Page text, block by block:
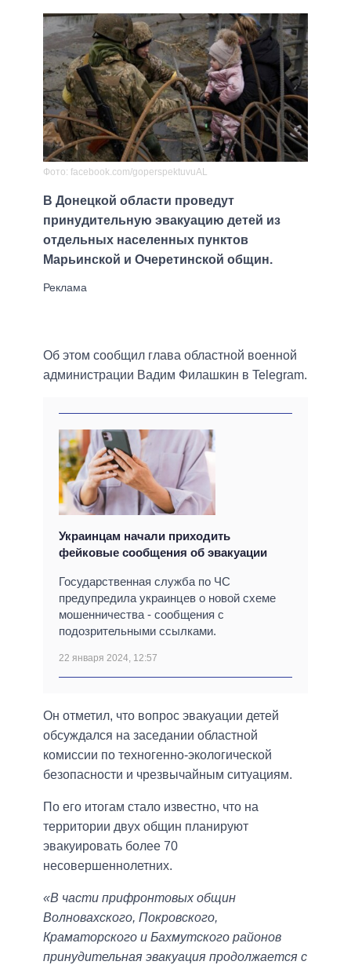
Фото: facebook.com/goperspektuvuAL
В Донецкой области проведут
принудительную эвакуацию детей из
отдельных населенных пунктов
Марьинской и Очеретинской общин.
Об этом сообщил глава областной военной
администрации Вадим Филашкин в Telegram.
Украинцам начали приходить
фейковые сообщения об эвакуации
Государственная служба по ЧС
предупредила украинцев о новой схеме
мошенничества - сообщения с
подозрительными ссылками.
22 января 2024, 12:57
Он отметил, что вопрос эвакуации детей
обсуждался на заседании областной
комиссии по техногенно-экологической
безопасности и чрезвычайным ситуациям.
По его итогам стало известно, что на
территории двух общин планируют
эвакуировать более 70
несовершеннолетних.
«В части прифронтовых общин
Волновахского, Покровского,
Краматорского и Бахмутского районов
принудительная эвакуация продолжается с